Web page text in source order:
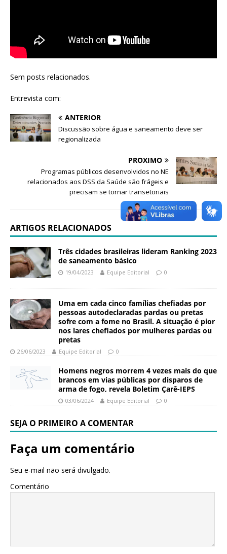
Sem posts relacionados.
Entrevista com:
ANTERIOR
Discussão sobre água e saneamento deve ser
regionalizada
PRÓXIMO
Programas públicos desenvolvidos no NE
relacionados aos DSS da Saúde são frágeis e
precisam se tornar transetoriais
ARTIGOS RELACIONADOS
Três cidades brasileiras lideram Ranking 2023
de saneamento básico
19/04/2023 Equipe Editorial 0
Uma em cada cinco famílias chefiadas por
pessoas autodeclaradas pardas ou pretas
sofre com a fome no Brasil. A situação é pior
nos lares chefiados por mulheres pardas ou
pretas
26/06/2023 Equipe Editorial 0
Homens negros morrem 4 vezes mais do que
brancos em vias públicas por disparos de
arma de fogo, revela Boletim Çarê-IEPS
03/06/2024 Equipe Editorial 0
SEJA O PRIMEIRO A COMENTAR
Faça um comentário
Seu e-mail não será divulgado.
Comentário